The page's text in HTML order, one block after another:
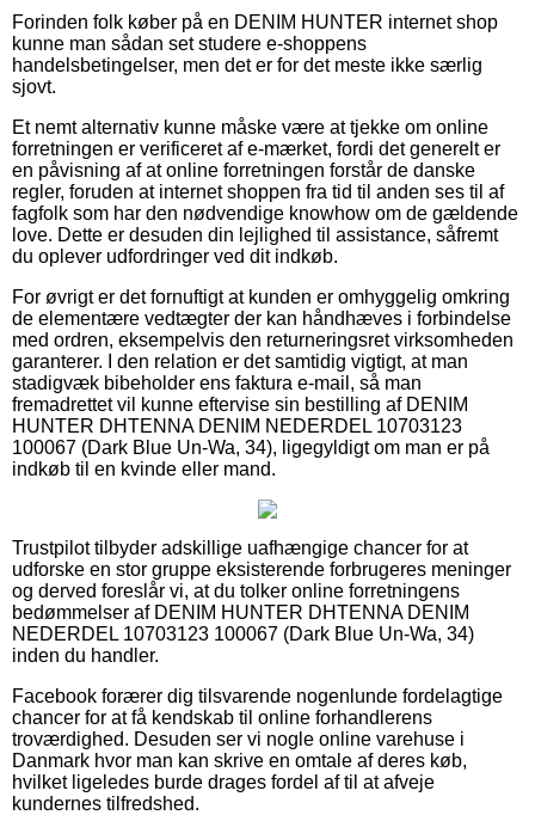
Forinden folk køber på en DENIM HUNTER internet shop
kunne man sådan set studere e-shoppens
handelsbetingelser, men det er for det meste ikke særlig
sjovt.
Et nemt alternativ kunne måske være at tjekke om online
forretningen er verificeret af e-mærket, fordi det generelt er
en påvisning af at online forretningen forstår de danske
regler, foruden at internet shoppen fra tid til anden ses til af
fagfolk som har den nødvendige knowhow om de gældende
love. Dette er desuden din lejlighed til assistance, såfremt
du oplever udfordringer ved dit indkøb.
For øvrigt er det fornuftigt at kunden er omhyggelig omkring
de elementære vedtægter der kan håndhæves i forbindelse
med ordren, eksempelvis den returneringsret virksomheden
garanterer. I den relation er det samtidig vigtigt, at man
stadigvæk bibeholder ens faktura e-mail, så man
fremadrettet vil kunne eftervise sin bestilling af DENIM
HUNTER DHTENNA DENIM NEDERDEL 10703123
100067 (Dark Blue Un-Wa, 34), ligegyldigt om man er på
indkøb til en kvinde eller mand.
Trustpilot tilbyder adskillige uafhængige chancer for at
udforske en stor gruppe eksisterende forbrugeres meninger
og derved foreslår vi, at du tolker online forretningens
bedømmelser af DENIM HUNTER DHTENNA DENIM
NEDERDEL 10703123 100067 (Dark Blue Un-Wa, 34)
inden du handler.
Facebook forærer dig tilsvarende nogenlunde fordelagtige
chancer for at få kendskab til online forhandlerens
troværdighed. Desuden ser vi nogle online varehuse i
Danmark hvor man kan skrive en omtale af deres køb,
hvilket ligeledes burde drages fordel af til at afveje
kundernes tilfredshed.